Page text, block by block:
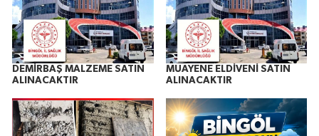
DEMİRBAŞ MALZEME SATIN
ALINACAKTIR
MUAYENE ELDİVENİ SATIN
ALINACAKTIR